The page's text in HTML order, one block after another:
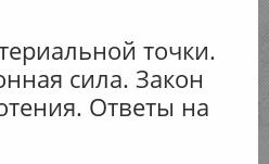
точки.
сила. Закон
Ответы на